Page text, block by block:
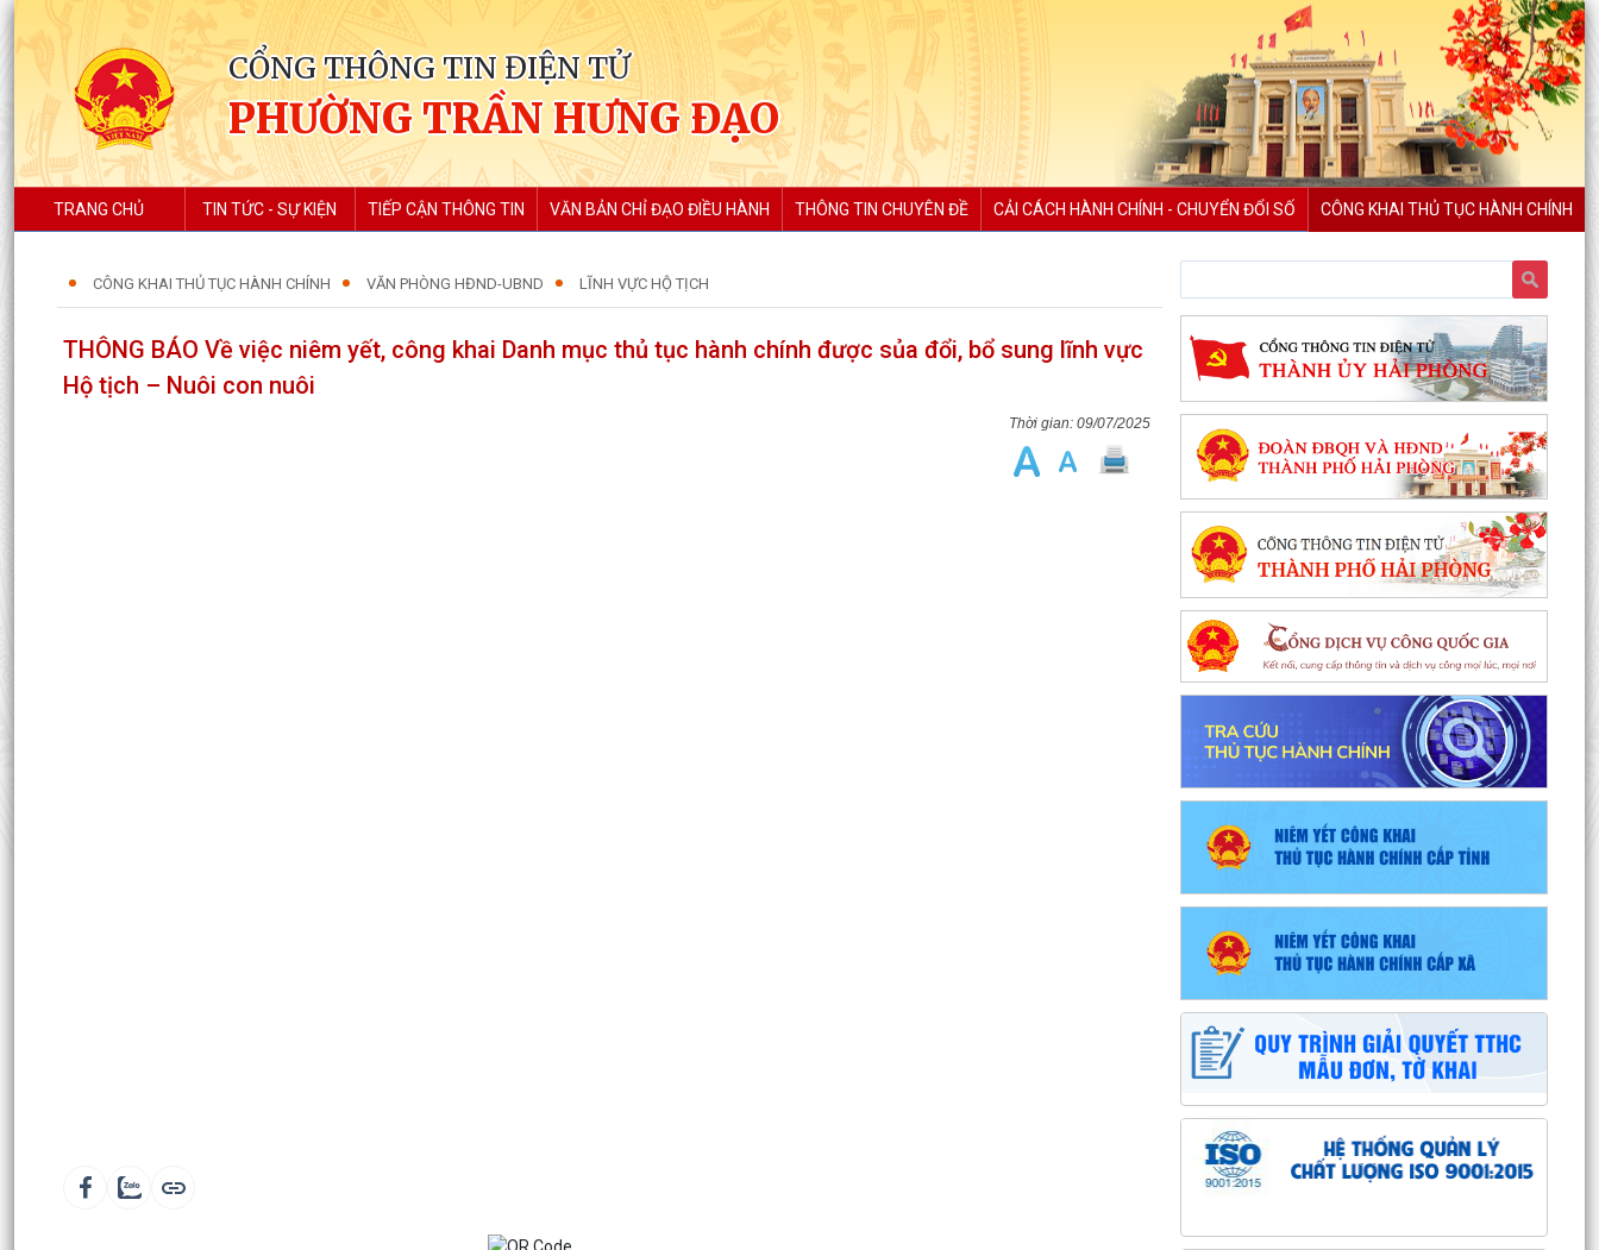
CỔNG THÔNG TIN ĐIỆN TỬ
PHƯỜNG TRẦN HƯNG ĐẠO
TRANG CHỦ TIN TỨC - SỰ KIỆN TIẾP CẬN THÔNG TIN VĂN BẢN CHỈ ĐẠO ĐIỀU HÀNH THÔNG TIN CHUYÊN ĐỀ CẢI CÁCH HÀNH CHÍNH - CHUYỂN ĐỔI SỐ CÔNG KHAI THỦ TỤC HÀNH CHÍNH
CÔNG KHAI THỦ TỤC HÀNH CHÍNH VĂN PHÒNG HĐND-UBND LĨNH VỰC HỘ TỊCH
THÔNG BÁO Về việc niêm yết, công khai Danh mục thủ tục hành chính được sủa đổi, bổ sung lĩnh vực
Hộ tịch – Nuôi con nuôi
09/07/2025